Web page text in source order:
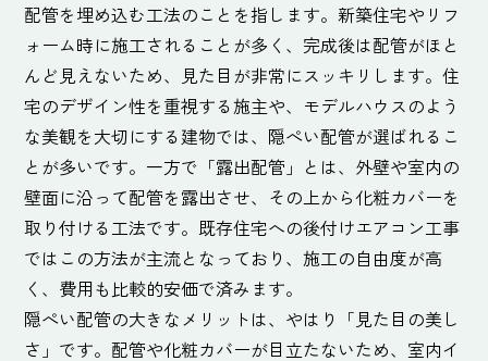
配管を埋め込む工法のことを指します。新築住宅やリフ
ォーム時に施工されることが多く、完成後は配管がほと
んど見えないため、見た目が非常にスッキリします。住
宅のデザイン性を重視する施主や、モデルハウスのよう
な美観を大切にする建物では、隠ぺい配管が選ばれるこ
とが多いです。一方で「露出配管」とは、外壁や室内の
壁面に沿って配管を露出させ、その上から化粧カバーを
取り付ける工法です。既存住宅への後付けエアコン工事
ではこの方法が主流となっており、施工の自由度が高
く、費用も比較的安価で済みます。
隠ぺい配管の大きなメリットは、やはり「見た目の美し
さ」です。配管や化粧カバーが目立たないため、室内イ